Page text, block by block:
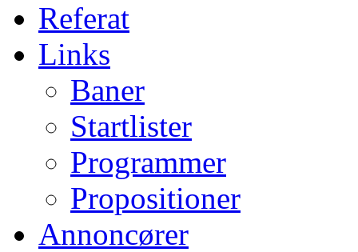
Referat
Links
Baner
Startlister
Programmer
Propositioner
Annoncører